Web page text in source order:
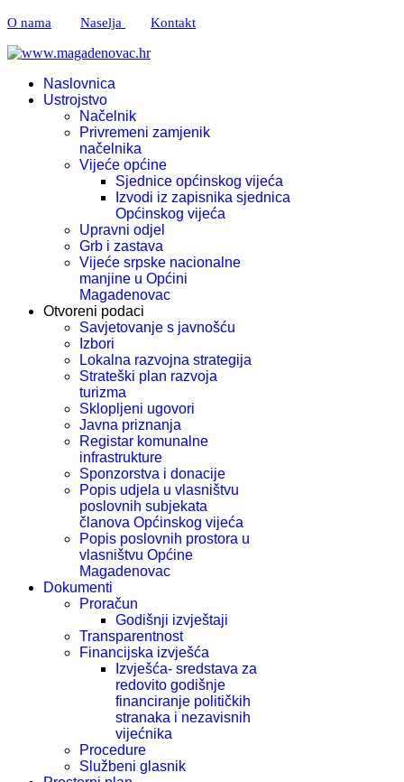
O nama Naselja Kontakt
Naslovnica
Ustrojstvo
Načelnik
Privremeni zamjenik
načelnika
Vijeće općine
Sjednice općinskog vijeća
Izvodi iz zapisnika sjednica
Općinskog vijeća
Upravni odjel
Grb i zastava
Vijeće srpske nacionalne
manjine u Općini
Magadenovac
Otvoreni podaci
Savjetovanje s javnošću
Izbori
Lokalna razvojna strategija
Strateški plan razvoja
turizma
Sklopljeni ugovori
Javna priznanja
Registar komunalne
infrastrukture
Sponzorstva i donacije
Popis udjela u vlasništvu
poslovnih subjekata
članova Općinskog vijeća
Popis poslovnih prostora u
vlasništvu Općine
Magadenovac
Dokumenti
Proračun
Godišnji izvještaji
Transparentnost
Financijska izvješća
Izvješća- sredstava za
redovito godišnje
financiranje političkih
stranaka i nezavisnih
vijećnika
Procedure
Službeni glasnik